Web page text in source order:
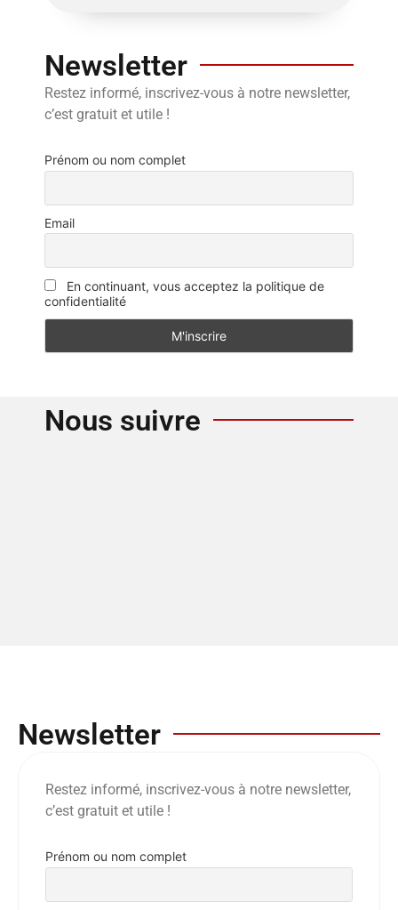
Newsletter
Restez informé, inscrivez-vous à notre newsletter,
c’est gratuit et utile !
Prénom ou nom complet
Email
En continuant, vous acceptez la politique de
confidentialité
Nous suivre
Newsletter
Restez informé, inscrivez-vous à notre newsletter,
c’est gratuit et utile !
Prénom ou nom complet